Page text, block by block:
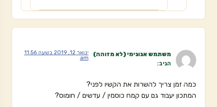
משתמש אנונימי (לא מזוהה)
הגיב:
ינואר 12, 2019 בשעה 11:56
am
כמה זמן צריך להשרות את הקשיו לפני?
המתכון יעבוד גם עם קמח כוסמין / עדשים / חומוס?